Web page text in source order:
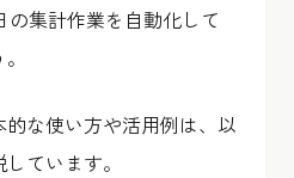
の集計作業を自動化して
な使い方や活用例は、以
ています。